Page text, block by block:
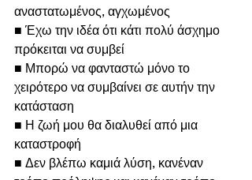
αναστατωμένος, αγχωμένος
■ Έχω την ιδέα ότι κάτι πολύ άσχημο
πρόκειται να συμβεί
■ Μπορώ να φανταστώ μόνο το
χειρότερο να συμβαίνει σε αυτήν την
κατάσταση
■ Η ζωή μου θα διαλυθεί από μια
καταστροφή
■ Δεν βλέπω καμιά λύση, κανέναν